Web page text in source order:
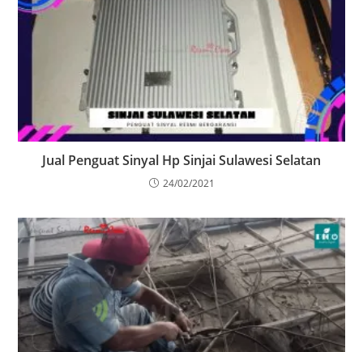
Jual Penguat Sinyal Hp Sinjai Sulawesi Selatan
24/02/2021